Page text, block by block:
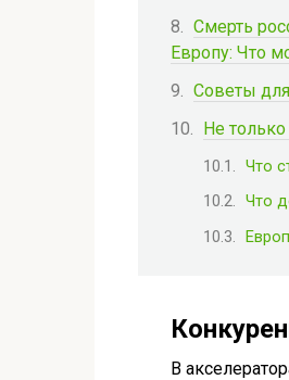
Смерть
Европу: Что
Советы для
Не
Что
Что
В